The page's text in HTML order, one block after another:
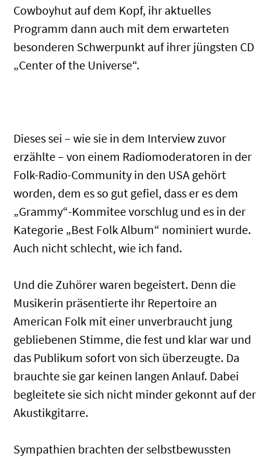
Cowboyhut auf dem Kopf, ihr aktuelles
Programm dann auch mit dem erwarteten
besonderen Schwerpunkt auf ihrer jüngsten CD
„Center of the Universe“.
Dieses sei – wie sie in dem Interview zuvor
erzählte – von einem Radiomoderatoren in der
Folk-Radio-Community in den USA gehört
worden, dem es so gut gefiel, dass er es dem
„Grammy“-Kommitee vorschlug und es in der
Kategorie „Best Folk Album“ nominiert wurde.
Auch nicht schlecht, wie ich fand.
Und die Zuhörer waren begeistert. Denn die
Musikerin präsentierte ihr Repertoire an
American Folk mit einer unverbraucht jung
gebliebenen Stimme, die fest und klar war und
das Publikum sofort von sich überzeugte. Da
brauchte sie gar keinen langen Anlauf. Dabei
begleitete sie sich nicht minder gekonnt auf der
Akustikgitarre.
Sympathien brachten der selbstbewussten